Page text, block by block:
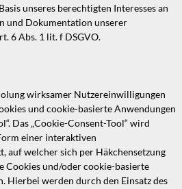
unseres berechtigten Interesses an
und Dokumentation unserer
6 Abs. 1 lit. f DSGVO.
wirksamer Nutzereinwilligungen
und cookie-basierte Anwendungen
Das „Cookie-Consent-Tool“ wird
einer interaktiven
auf welcher sich per Häkchensetzung
Cookies und/oder cookie-basierte
Hierbei werden durch den Einsatz des